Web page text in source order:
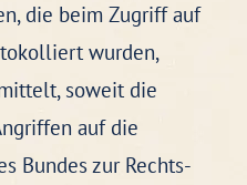
die beim Zugriff auf
wurden,
soweit die
auf die
Bundes zur Rechts-